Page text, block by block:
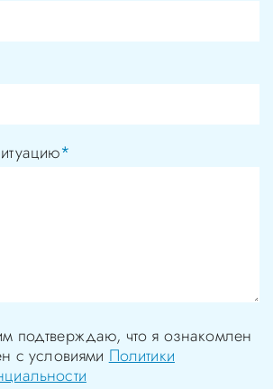
*
подтверждаю, что я ознакомлен
с условиямиПолитики